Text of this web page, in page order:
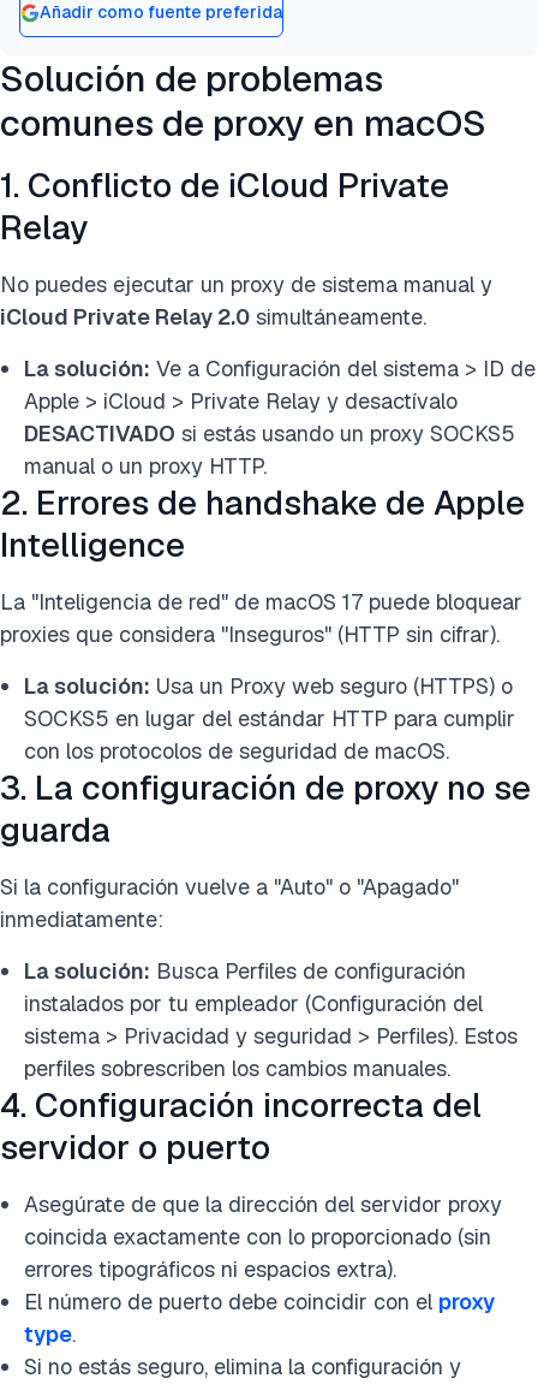
Añadir como fuente preferida
Solución de problemas
comunes de proxy en macOS
1. Conflicto de iCloud Private
Relay
No puedes ejecutar un proxy de sistema manual y
iCloud Private Relay 2.0 simultáneamente.
La solución: Ve a Configuración del sistema > ID de
Apple > iCloud > Private Relay y desactívalo
DESACTIVADO si estás usando un proxy SOCKS5
manual o un proxy HTTP.
2. Errores de handshake de Apple
Intelligence
La "Inteligencia de red" de macOS 17 puede bloquear
proxies que considera "Inseguros" (HTTP sin cifrar).
La solución: Usa un Proxy web seguro (HTTPS) o
SOCKS5 en lugar del estándar HTTP para cumplir
con los protocolos de seguridad de macOS.
3. La configuración de proxy no se
guarda
Si la configuración vuelve a "Auto" o "Apagado"
inmediatamente:
La solución: Busca Perfiles de configuración
instalados por tu empleador (Configuración del
sistema > Privacidad y seguridad > Perfiles). Estos
perfiles sobrescriben los cambios manuales.
4. Configuración incorrecta del
servidor o puerto
Asegúrate de que la dirección del servidor proxy
coincida exactamente con lo proporcionado (sin
errores tipográficos ni espacios extra).
El número de puerto debe coincidir con el proxy
type.
Si no estás seguro, elimina la configuración y